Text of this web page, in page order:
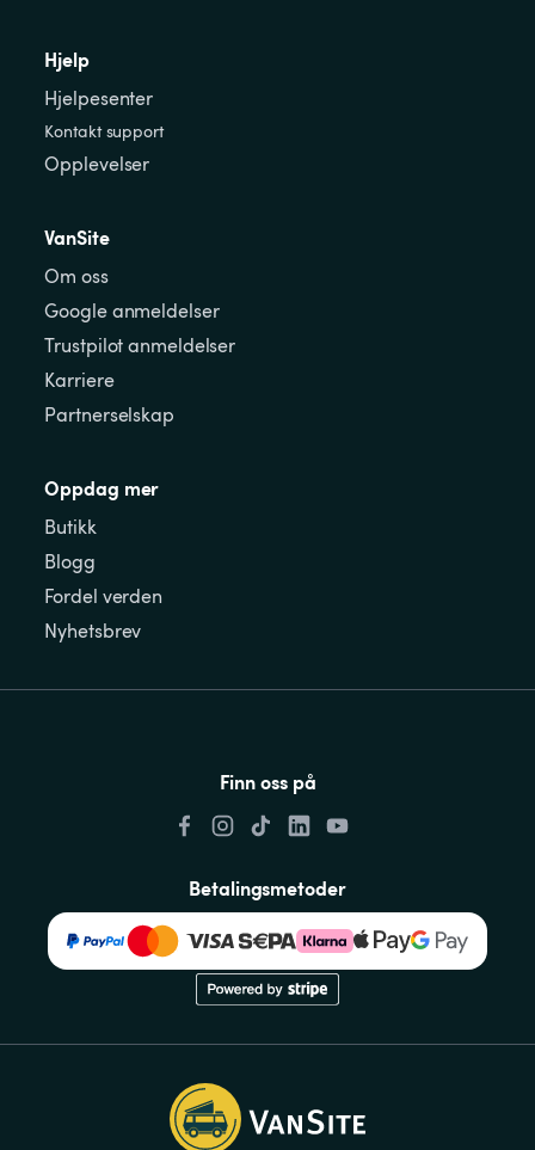
Hjelp
Hjelpesenter
Kontakt support
Opplevelser
VanSite
Om oss
Google anmeldelser
Trustpilot anmeldelser
Karriere
Partnerselskap
Oppdag mer
Butikk
Blogg
Fordel verden
Nyhetsbrev
Finn oss på
Betalingsmetoder